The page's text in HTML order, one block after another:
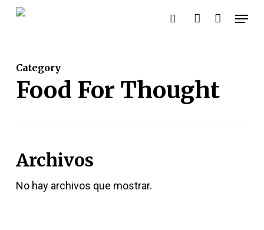
Skip
content
buscar:account
Menu
Category
Food For Thought
Archivos
No hay archivos que mostrar.